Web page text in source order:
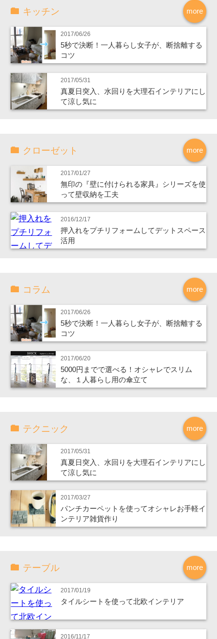
more
キッチン
2017/06/26
5秒で決断！一人暮らし女子が、断捨離する
コツ
2017/05/31
真夏日突入、水回りを大理石インテリアにし
て涼し気に
more
クローゼット
2017/01/27
無印の『壁に付けられる家具』シリーズを使
って壁収納を工夫
2016/12/17
押入れをプチリフォームしてデットスペース
活用
more
コラム
2017/06/26
5秒で決断！一人暮らし女子が、断捨離する
コツ
2017/06/20
5000円までで選べる！オシャレでスリム
な、１人暮らし用の傘立て
more
テクニック
2017/05/31
真夏日突入、水回りを大理石インテリアにし
て涼し気に
2017/03/27
パンチカーペットを使ってオシャレお手軽イ
ンテリア雑貨作り
more
テーブル
2017/01/19
タイルシートを使って北欧インテリア
2016/11/17